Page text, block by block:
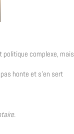
politique complexe, mais
honte et s’en sert